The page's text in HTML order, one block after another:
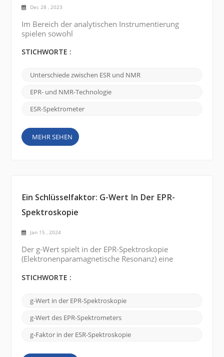
Dec 28 , 2023
Im Bereich der analytischen Instrumentierung
spielen sowohl
Kernspinresonanzspektrometer (NMR) eine wichtige
gibt es erhebliche Unterschiede zwischen den
Elektronenspinresonanzspektrometer (ESR) werden
Elektronen innerhalb...
STICHWORTE :
Unterschiede zwischen ESR und NMR
EPR- und NMR-Technologie
ESR-Spektrometer
MEHR SEHEN
Ein Schlüsselfaktor: G-Wert In Der EPR-
Spektroskopie
Jan 15 , 2024
Der g-Wert spielt in der EPR-Spektroskopie
(Elektronenparamagnetische Resonanz) eine
elektronischen Struktur und der magnetischen
sprechen wir über den Schlüsselfaktor der EPR-
Spektroskopie: den g-Wert (g-Faktor). Der g-Wert
ist eine dimensionslose Größe, die eine
STICHWORTE :
g-Wert in der EPR-Spektroskopie
g-Wert des EPR-Spektrometers
g-Faktor in der ESR-Spektroskopie